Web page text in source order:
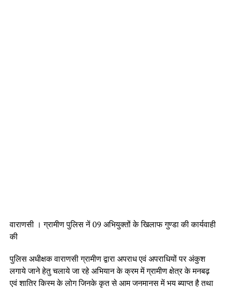
वाराणसी । ग्रामीण पुलिस नें 09 अभियुक्तों के खिलाफ गुण्डा की कार्यवाही
की
पुलिस अधीक्षक वाराणसी ग्रामीण द्वारा अपराध एवं अपराधियों पर अंकुश
लगाये जाने हेतु चलाये जा रहे अभियान के क्रम में ग्रामीण क्षेत्र के मनबढ़
एवं शातिर किस्म के लोग जिनके कृत से आम जनमानस में भय ब्याप्त है तथा